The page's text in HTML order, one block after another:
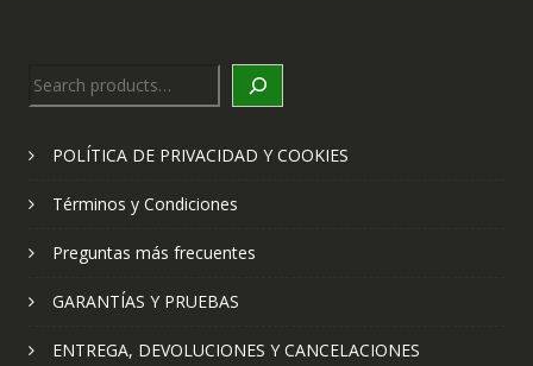
Search
POLÍTICA DE PRIVACIDAD Y COOKIES
Términos y Condiciones
Preguntas más frecuentes
GARANTÍAS Y PRUEBAS
ENTREGA, DEVOLUCIONES Y CANCELACIONES